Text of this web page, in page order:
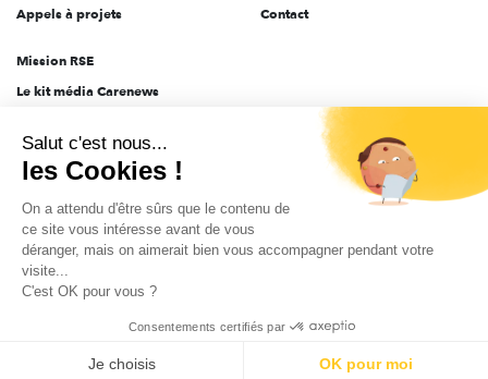
Appels à projets
Contact
Mission RSE
Le kit média Carenews
AEF info
Novethic
PRODURABLE
Inclusiv Day
Données personnelles Mentions légales 2025-2026 Tout droits réservés
Salut c'est nous...
les Cookies !
On a attendu d'être sûrs que le contenu de
ce site vous intéresse avant de vous
déranger, mais on aimerait bien vous accompagner pendant votre
visite...
C'est OK pour vous ?
Consentements certifiés par
Je choisis OK pour moi